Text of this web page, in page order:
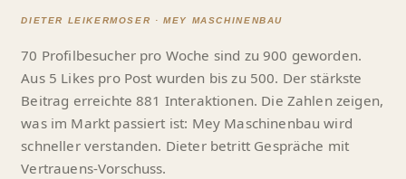
DIETER LEIKERMOSER · MEY MASCHINENBAU
70 Profilbesucher pro Woche sind zu 900 geworden.
Aus 5 Likes pro Post wurden bis zu 500. Der stärkste
Beitrag erreichte 881 Interaktionen. Die Zahlen zeigen,
was im Markt passiert ist: Mey Maschinenbau wird
schneller verstanden. Dieter betritt Gespräche mit
Vertrauens-Vorschuss.